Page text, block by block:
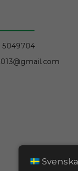
5049704
Svenska